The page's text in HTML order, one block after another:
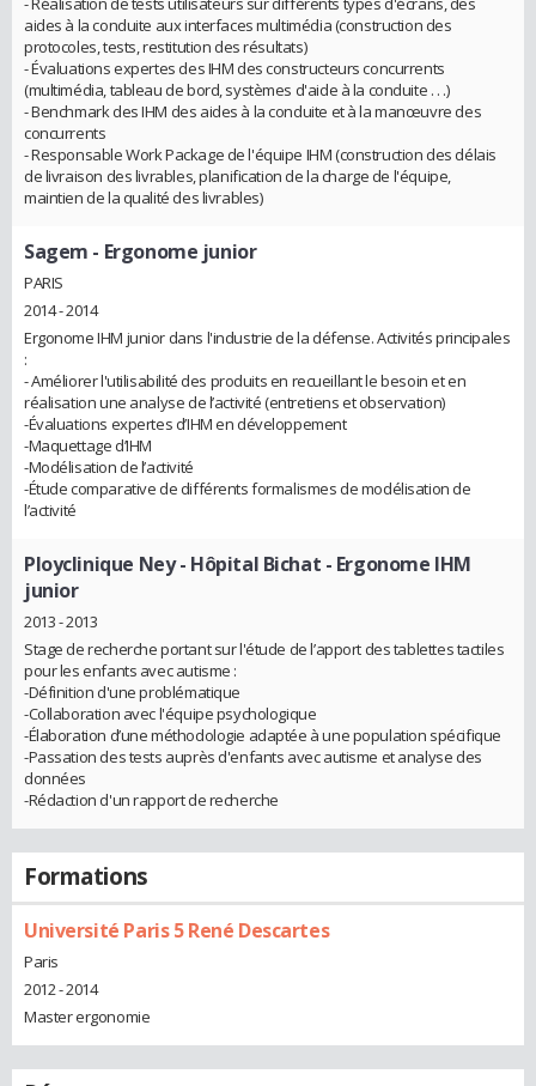
aides à la conduite aux interfaces multimédia (construction des
protocoles, tests, restitution des résultats)
- Évaluations expertes des IHM des constructeurs concurrents
(multimédia, tableau de bord, systèmes d'aide à la conduite . . .)
- Benchmark des IHM des aides à la conduite et à la manœuvre des
concurrents
- Responsable Work Package de l'équipe IHM (construction des délais
de livraison des livrables, planification de la charge de l'équipe,
maintien de la qualité des livrables)
Sagem - Ergonome junior
PARIS
2014 - 2014
Ergonome IHM junior dans l'industrie de la défense. Activités principales
:
- Améliorer l'utilisabilité des produits en recueillant le besoin et en
réalisation une analyse de l’activité (entretiens et observation)
-Évaluations expertes d’IHM en développement
-Maquettage d’IHM
-Modélisation de l’activité
-Étude comparative de différents formalismes de modélisation de
l’activité
Ployclinique Ney - Hôpital Bichat - Ergonome IHM
junior
2013 - 2013
Stage de recherche portant sur l'étude de l’apport des tablettes tactiles
pour les enfants avec autisme :
-Définition d'une problématique
-Collaboration avec l'équipe psychologique
-Élaboration d’une méthodologie adaptée à une population spécifique
-Passation des tests auprès d'enfants avec autisme et analyse des
données
-Rédaction d'un rapport de recherche
Formations
Université Paris 5 René Descartes
Paris
2012 - 2014
Master ergonomie